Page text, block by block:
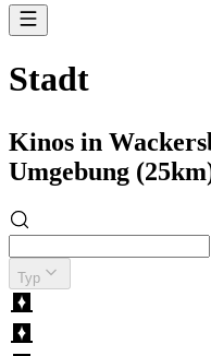
Stadt
Kinos in
Umgebung
Typ